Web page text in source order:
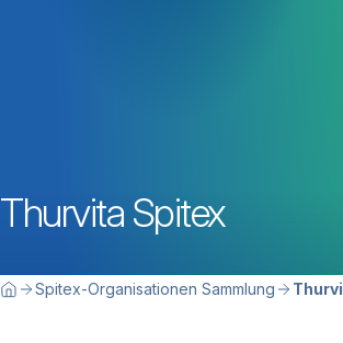
Thurvita Spitex
Breadcrumbnavigation
Sie befinden sich hier:
HomeSpitex-Organisationen Sammlung